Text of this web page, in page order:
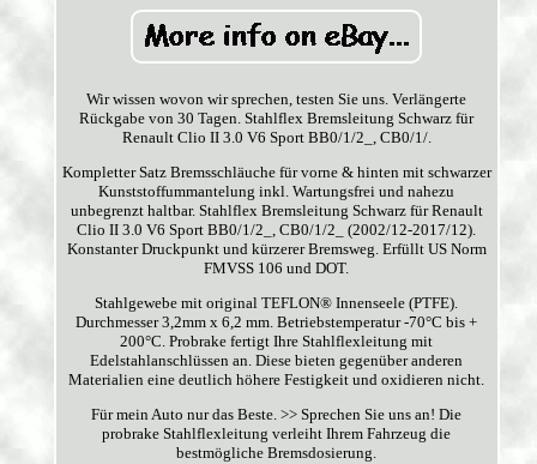
Wir wissen wovon wir sprechen, testen Sie uns. Verlängerte
Rückgabe von 30 Tagen. Stahlflex Bremsleitung Schwarz für
Renault Clio II 3.0 V6 Sport BB0/1/2_, CB0/1/.
Kompletter Satz Bremsschläuche für vorne & hinten mit schwarzer
Kunststoffummantelung inkl. Wartungsfrei und nahezu
unbegrenzt haltbar. Stahlflex Bremsleitung Schwarz für Renault
Clio II 3.0 V6 Sport BB0/1/2_, CB0/1/2_ (2002/12-2017/12).
Konstanter Druckpunkt und kürzerer Bremsweg. Erfüllt US Norm
FMVSS 106 und DOT.
Stahlgewebe mit original TEFLON® Innenseele (PTFE).
Durchmesser 3,2mm x 6,2 mm. Betriebstemperatur -70°C bis +
200°C. Probrake fertigt Ihre Stahlflexleitung mit
Edelstahlanschlüssen an. Diese bieten gegenüber anderen
Materialien eine deutlich höhere Festigkeit und oxidieren nicht.
Für mein Auto nur das Beste. >> Sprechen Sie uns an! Die
probrake Stahlflexleitung verleiht Ihrem Fahrzeug die
bestmögliche Bremsdosierung.